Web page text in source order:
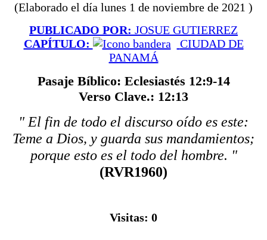
(Elaborado el día lunes 1 de noviembre de 2021 )
PUBLICADO POR: JOSUE GUTIERREZ
CAPÍTULO:
CIUDAD DE
PANAMÁ
Pasaje Bíblico: Eclesiastés 12:9-14
Verso Clave.: 12:13
" El fin de todo el discurso oído es este:
Teme a Dios, y guarda sus mandamientos;
porque esto es el todo del hombre. "
(RVR1960)
Visitas: 0